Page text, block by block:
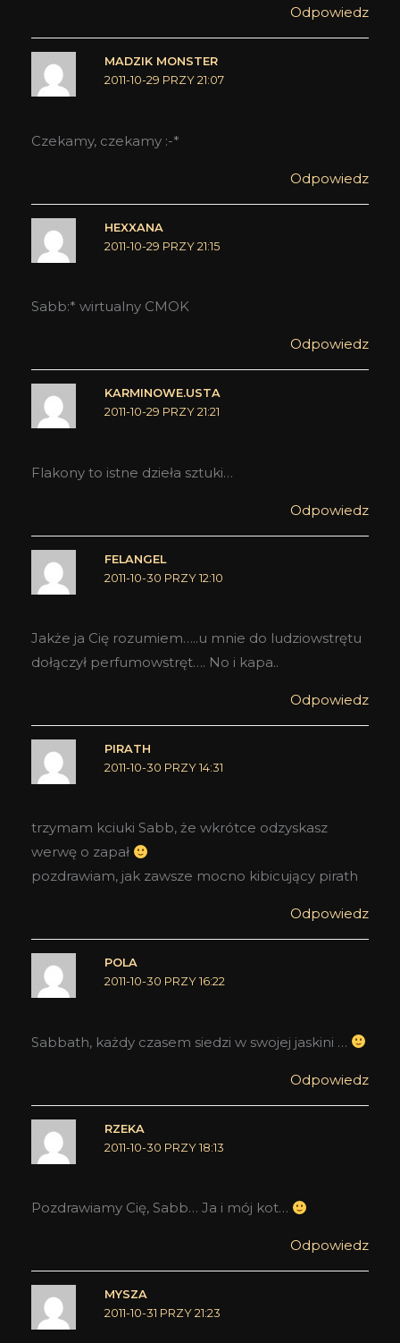
Odpowiedz
MADZIK MONSTER
2011-10-29 PRZY 21:07
Czekamy, czekamy :-*
Odpowiedz
HEXXANA
2011-10-29 PRZY 21:15
Sabb:* wirtualny CMOK
Odpowiedz
KARMINOWE.USTA
2011-10-29 PRZY 21:21
Flakony to istne dzieła sztuki…
Odpowiedz
FELANGEL
2011-10-30 PRZY 12:10
Jakże ja Cię rozumiem…..u mnie do ludziowstrętu
dołączył perfumowstręt…. No i kapa..
Odpowiedz
PIRATH
2011-10-30 PRZY 14:31
trzymam kciuki Sabb, że wkrótce odzyskasz
werwę o zapał
pozdrawiam, jak zawsze mocno kibicujący pirath
Odpowiedz
POLA
2011-10-30 PRZY 16:22
Sabbath, każdy czasem siedzi w swojej jaskini …
Odpowiedz
RZEKA
2011-10-30 PRZY 18:13
Pozdrawiamy Cię, Sabb… Ja i mój kot…
Odpowiedz
MYSZA
2011-10-31 PRZY 21:23